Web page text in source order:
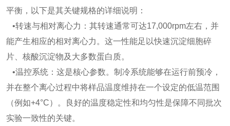
平衡，以下是其关键规格的详细说明：
•转速与相对离心力：其转速通常可达17,000rpm左右，并
能产生相应的相对离心力。这一性能足以快速沉淀细胞碎
片、核酸沉淀物及大多数蛋白质。
•温控系统：这是核心参数。制冷系统能够在运行前预冷，
并在整个离心过程中将样品温度维持在一个设定的低温范围
（例如+4°C）。良好的温度稳定性和均匀性是保障不同批次
实验一致性的关键。